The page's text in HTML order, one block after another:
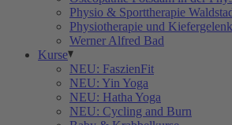
Physio & Sporttherapie
Physiotherapie und
Werner Alfred Bad
Kurse
NEU: FaszienFit
NEU: Yin Yoga
NEU: Hatha Yoga
NEU: Cycling and Burn